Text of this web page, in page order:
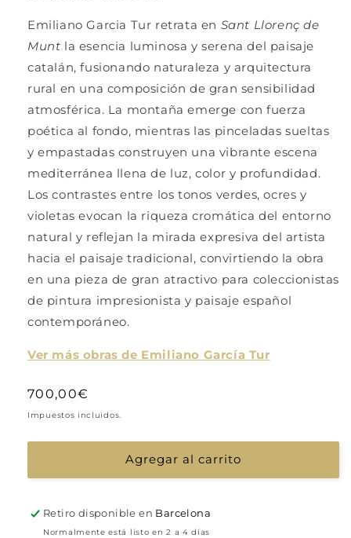
Emiliano Garcia Tur retrata en Sant Llorenç de
Munt la esencia luminosa y serena del paisaje
catalán, fusionando naturaleza y arquitectura
rural en una composición de gran sensibilidad
atmosférica. La montaña emerge con fuerza
poética al fondo, mientras las pinceladas sueltas
y empastadas construyen una vibrante escena
mediterránea llena de luz, color y profundidad.
Los contrastes entre los tonos verdes, ocres y
violetas evocan la riqueza cromática del entorno
natural y reflejan la mirada expresiva del artista
hacia el paisaje tradicional, convirtiendo la obra
en una pieza de gran atractivo para coleccionistas
de pintura impresionista y paisaje español
contemporáneo.
Ver más obras de Emiliano García Tur
Precio
habitual
700,00€
Impuestos incluidos.
Agregar al carrito
Retiro disponible en Barcelona
Normalmente está listo en 2 a 4 días